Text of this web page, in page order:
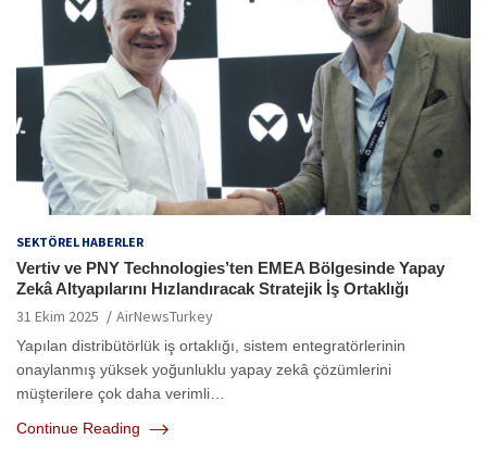
SEKTÖREL HABERLER
Vertiv ve PNY Technologies’ten EMEA Bölgesinde Yapay
Zekâ Altyapılarını Hızlandıracak Stratejik İş Ortaklığı
31 Ekim 2025 AirNewsTurkey
Yapılan distribütörlük iş ortaklığı, sistem entegratörlerinin
onaylanmış yüksek yoğunluklu yapay zekâ çözümlerini
müşterilere çok daha verimli…
Continue Reading